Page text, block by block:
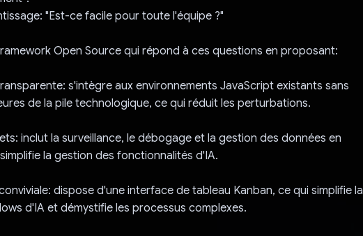
"Est-ce facile pour toute l'équipe ?"
Open Source qui répond à ces questions en proposant:
s'intègre aux environnements JavaScript existants sans
de la pile technologique, ce qui réduit les perturbations.
inclut la surveillance, le débogage et la gestion des données en
la gestion des fonctionnalités d'IA.
dispose d'une interface de tableau Kanban, ce qui simplifie la
d'IA et démystifie les processus complexes.